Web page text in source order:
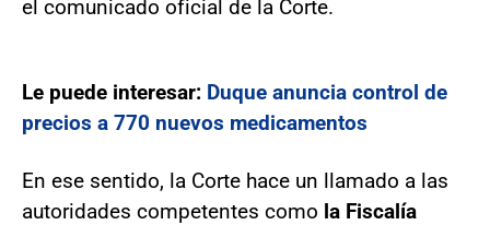
el comunicado oficial de la Corte.
Le puede interesar: Duque anuncia control de
precios a 770 nuevos medicamentos
En ese sentido, la Corte hace un llamado a las
autoridades competentes como la Fiscalía